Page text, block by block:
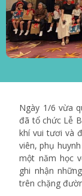
Ngày 1/6 vừa
đã tổ chức Lễ
khí vui tươi và
viên, phụ
một năm học
ghi nhận
trên chặng